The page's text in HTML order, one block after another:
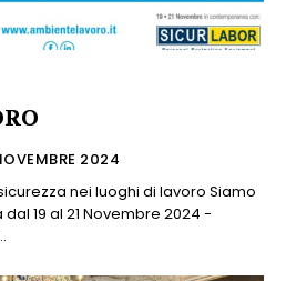
2024
nei luoghi di lavoro Siamo
19 al 21 Novembre 2024 -
E'...